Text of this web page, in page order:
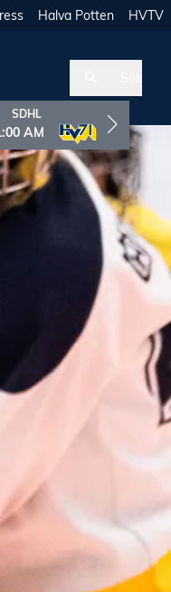
Halva Potten HVTV
SDHL
AM HV71